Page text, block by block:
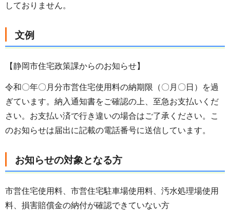
しておりません。
文例
【静岡市住宅政策課からのお知らせ】
令和〇年〇月分市営住宅使用料の納期限（〇月〇日）を過
ぎています。納入通知書をご確認の上、至急お支払いくだ
さい。お支払い済で行き違いの場合はご了承ください。こ
のお知らせは届出に記載の電話番号に送信しています。
お知らせの対象となる方
市営住宅使用料、市営住宅駐車場使用料、汚水処理場使用
料、損害賠償金の納付が確認できていない方